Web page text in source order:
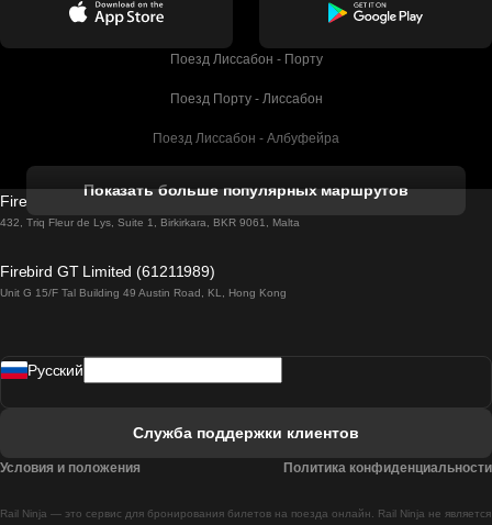
Поезд Лиссабон - Порту
Поезд Порту - Лиссабон
Поезд Лиссабон - Албуфейра
Поезд Лиссабон - Лагос
Поезд Лиссабон - Мадрид
Показать больше популярных маршрутов
Firebird GT Limited (OC 1451)
432, Triq Fleur de Lys, Suite 1, Birkirkara, BKR 9061, Malta
Firebird GT Limited (61211989)
Unit G 15/F Tal Building 49 Austin Road, KL, Hong Kong
Rail Ninja — это сервис для бронирования билетов на поезда онлайн. Rail Ninja не является
Pусский
Служба поддержки клиентов
Условия и положения Политика конфиденциальности